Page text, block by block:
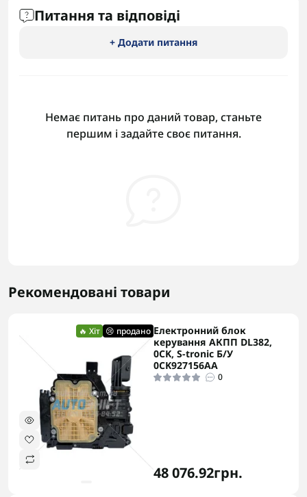
Питання та відповіді
+ Додати питання
Немає питань про даний товар, станьте
першим і задайте своє питання.
Рекомендовані товари
🔥 Хіт 😢 продано Електронний блок
керування АКПП DL382,
0CK, S-tronic Б/У
0CK927156AA
0
48 076.92грн.